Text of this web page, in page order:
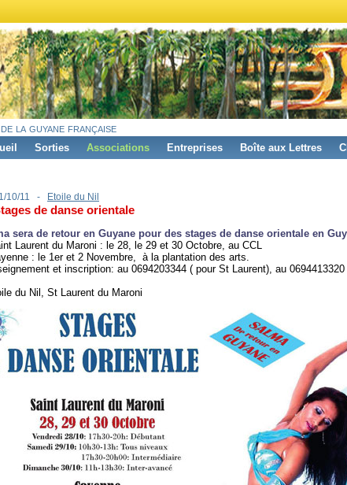
la guyane française
Sorties Associations Entreprises Boîte aux Lettres
10/11 - Etoile du Nil
de danse orientale
sera de retour en Guyane pour des stages de danse orientale en
Laurent du Maroni : le 28, le 29 et 30 Octobre, au CCL
: le 1er et 2 Novembre, à la plantation des arts.
et inscription: au 0694203344 ( pour St Laurent), au
du Nil, St Laurent du Maroni